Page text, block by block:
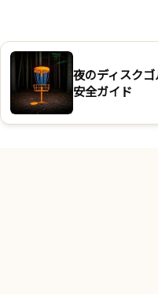
夜のディスク
安全ガイド